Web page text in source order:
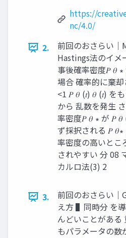
https://
nc/4.0/
2.
前回のおさらい
Hastings法のイメ
事後確率密度𝑃 𝜃
場合 確率的に棄
<1 𝑃 𝜃 (𝑡) 𝜃 (𝑡) を
から 乱数を発生
率密度𝑃 𝜃 ∗ が 𝑃 𝜃
ず採択される 𝑃
率密度の高いとこ
されやすい 分 08
カルロ法(3) 2
3.
前回のおさらい
え方 ▌同時分 を
んどいことがある
もパラメータの数